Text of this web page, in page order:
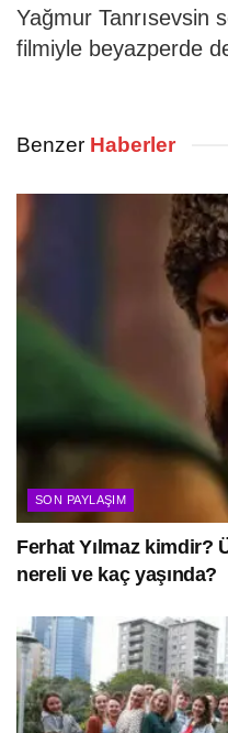
Yağmur Tanrısevsin
filmiyle beyazperde
Benzer Haberler
SON PAYLAŞIM
Ferhat Yılmaz kimdir?
nereli ve kaç yaşında?